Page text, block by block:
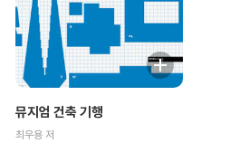
뮤지엄 건축 기행
최우용 저